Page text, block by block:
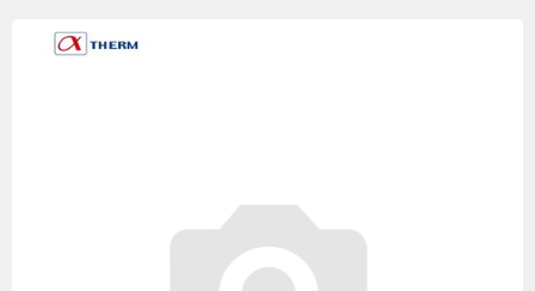
Изображения